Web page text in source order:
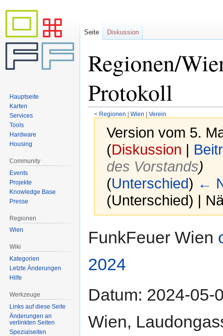
Regionen/
Protokoll
< Regionen Wien Verein
Version vom 5.
(Diskussion |
des Vorstands)
(Unterschied) ←
(Unterschied) |
Navigation
Suche
FunkFeuer Wien
2024
Datum: 2024-05-
Wien,
Seite Diskussion
Hauptseite
Karten
Services
Tools
Hardware
Housing
Community
Events
Projekte
Knowledge Base
Presse
Regionen
Wien
Wiki
Kategorien
Letzte Änderungen
Hilfe
Werkzeuge
Links auf diese Seite
Änderungen an
verlinkten Seiten
Spezialseiten